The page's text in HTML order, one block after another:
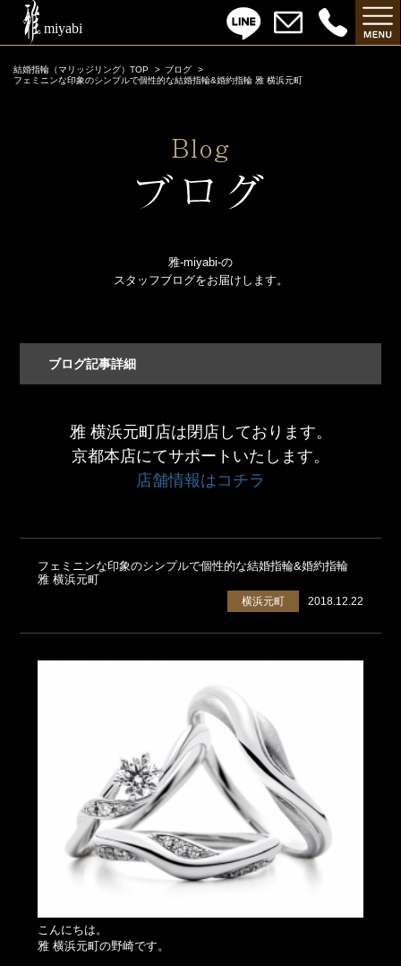
結婚指輪（マリッジリング）TOP
ブログ
フェミニンな印象のシンプルで個性的な結婚指輪&婚約指輪 雅 横浜元町
雅-miyabi-の
スタッフブログをお届けします。
ブログ記事詳細
雅 横浜元町店は閉店しております。
京都本店にてサポートいたします。
店舗情報はコチラ
フェミニンな印象のシンプルで個性的な結婚指輪&婚約指輪
雅 横浜元町
2018.12.22
横浜元町
こんにちは。
雅 横浜元町の野崎です。